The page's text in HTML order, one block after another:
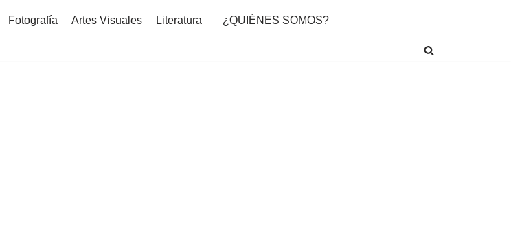
Fotografía Artes Visuales Literatura ¿QUIÉNES SOMOS?